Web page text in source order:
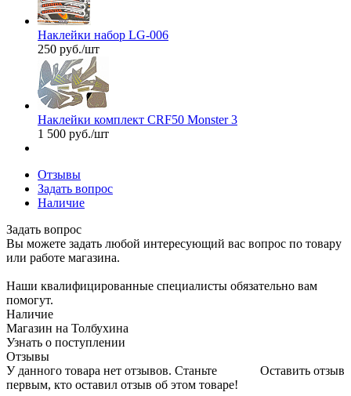
Наклейки набор LG-006
250 руб./шт
Наклейки комплект CRF50 Monster 3
1 500 руб./шт
Отзывы
Задать вопрос
Наличие
Задать вопрос
Вы можете задать любой интересующий вас вопрос по товару
или работе магазина.
Наши квалифицированные специалисты обязательно вам
помогут.
Наличие
Магазин на Толбухина
Узнать о поступлении
Отзывы
Оставить отзыв
У данного товара нет отзывов. Станьте
первым, кто оставил отзыв об этом товаре!